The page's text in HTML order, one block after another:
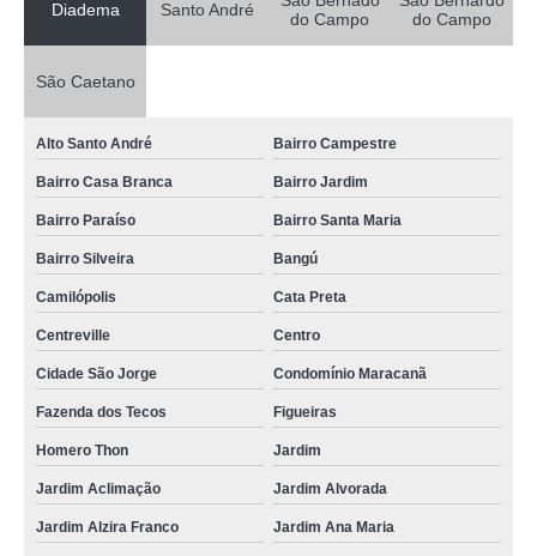
Diadema Santo André
do Campo
do Campo
São Caetano
Alto Santo André Bairro Campestre
Bairro Casa Branca Bairro Jardim
Bairro Paraíso Bairro Santa Maria
Bairro Silveira Bangú
Camilópolis Cata Preta
Centreville Centro
Cidade São Jorge Condomínio Maracanã
Fazenda dos Tecos Figueiras
Homero Thon Jardim
Jardim Aclimação Jardim Alvorada
Jardim Alzira Franco Jardim Ana Maria